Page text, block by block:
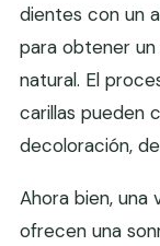
dientes con un
para obtener
natural. El
carillas pueden
decoloración,
Ahora bien, una
ofrecen una